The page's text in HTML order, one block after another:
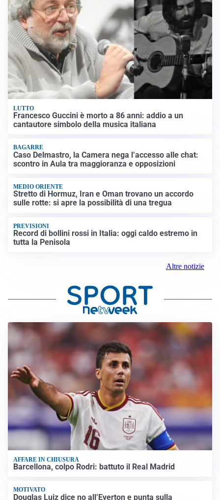
LUTTO
Francesco Guccini è morto a 86 anni: addio a un
cantautore simbolo della musica italiana
BAGARRE
Caso Delmastro, la Camera nega l’accesso alle chat:
scontro in Aula tra maggioranza e opposizioni
MEDIO ORIENTE
Stretto di Hormuz, Iran e Oman trovano un accordo
sulle rotte: si apre la possibilità di una tregua
PREVISIONI
Record di bollini rossi in Italia: oggi caldo estremo in
tutta la Penisola
Altre notizie
AFFARE IN CHIUSURA
Barcellona, colpo Rodri: battuto il Real Madrid
MOTIVATO
Douglas Luiz dice no all’Everton e punta sulla